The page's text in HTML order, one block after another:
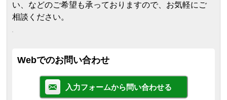
い、などのご希望も承っておりますので、お気軽にご
相談ください。
Webでのお問い合わせ
入力フォームから問い合わせる